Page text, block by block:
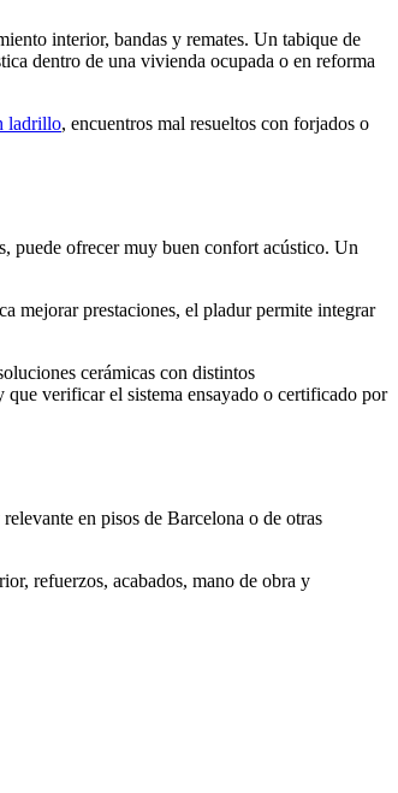
interior, bandas y remates. Un tabique de
dentro de una vivienda ocupada o en reforma
ladrillo, encuentros mal resueltos con forjados o
puede ofrecer muy buen confort acústico. Un
mejorar prestaciones, el pladur permite integrar
cerámicas con distintos
verificar el sistema ensayado o certificado por
en pisos de Barcelona o de otras
refuerzos, acabados, mano de obra y